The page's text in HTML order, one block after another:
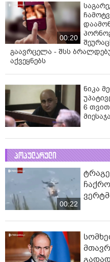
00:20
გაავრცელა - შსს
აქვეყნებს
ნიკა
6
მიესაჯა
პოპულარული
00:22